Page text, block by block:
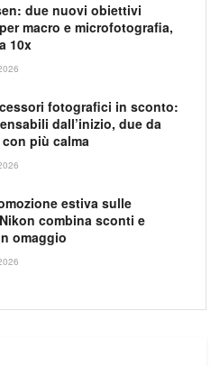
due nuovi obiettivi
macro e microfotografia,
10x
fotografici in sconto:
dall’inizio, due da
più calma
estiva sulle
combina sconti e
omaggio